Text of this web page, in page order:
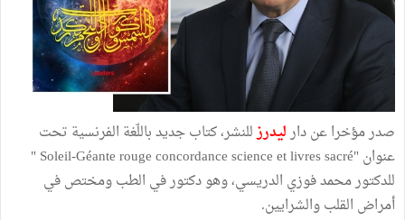
صدر مؤخرا عن دارليدرزللنشر، كتاب جديد باللّغة الفرنسية تحت
عنوان "Soleil-Géante rouge concordance science et livres sacré "
للدكتور محمد فوزي الدريسي، وهو دكتور في الطب ومختص في
أمراض القلب والشرايين.